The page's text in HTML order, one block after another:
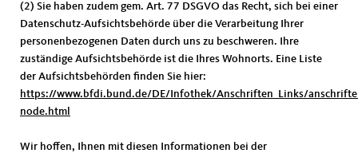
(2) Sie haben zudem gem. Art. 77 DSGVO das Recht, sich bei einer
Datenschutz-Aufsichtsbehörde über die Verarbeitung Ihrer
personenbezogenen Daten durch uns zu beschweren. Ihre
zuständige Aufsichtsbehörde ist die Ihres Wohnorts. Eine Liste
der Aufsichtsbehörden finden Sie hier:
https://www.bfdi.bund.de/DE/Infothek/Anschriften_Links/
node.html
Wir hoffen, Ihnen mit diesen Informationen bei der